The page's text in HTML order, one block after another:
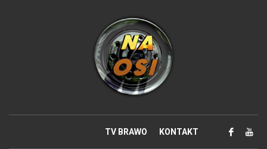
TV BRAWO KONTAKT